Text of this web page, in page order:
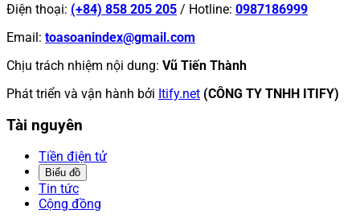
Điện thoại: (+84) 858 205 205 / Hotline: 0987186999
Email: toasoanindex@gmail.com
Chịu trách nhiệm nội dung: Vũ Tiến Thành
Phát triển và vận hành bởi Itify.net (CÔNG TY TNHH ITIFY)
Tài nguyên
Tiền điện tử
Biểu đồ
Tin tức
Cộng đồng